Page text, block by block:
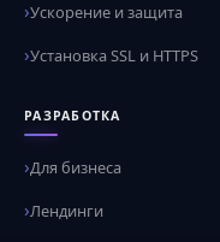
Ускорение и защита
Установка SSL и HTTPS
РАЗРАБОТКА
Для бизнеса
Лендинги